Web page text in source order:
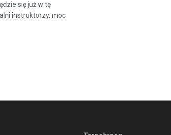
się już w tę
instruktorzy, moc